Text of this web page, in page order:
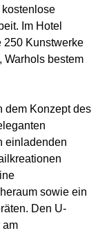
Im Hotel
250 Kunstwerke
Warhols bestem
dem Konzept des
einladenden
sowie ein
Den U-
am